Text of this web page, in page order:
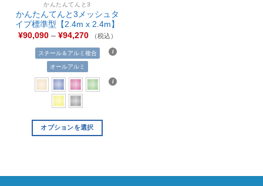
かんたんてんと3
かんたんてんと3メッシュタ
イプ標準型【2.4m x 2.4m】
¥90,090– ¥94,270 （税込）
スチール＆アルミ複合
オールアルミ
オプションを選択